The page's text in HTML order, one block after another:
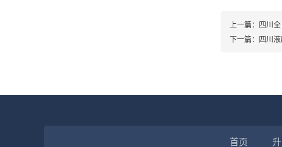
上一篇： 四川
下一篇： 四川
首页